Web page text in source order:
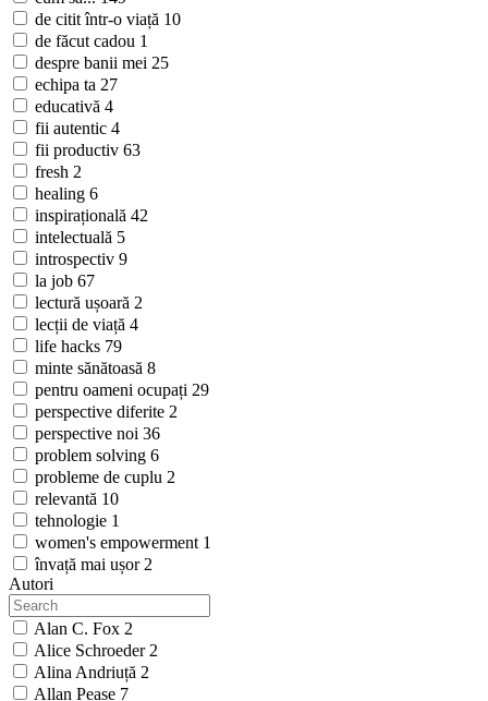
de citit într-o viață 10
de făcut cadou 1
despre banii mei 25
echipa ta 27
educativă 4
fii autentic 4
fii productiv 63
fresh 2
healing 6
inspirațională 42
intelectuală 5
introspectiv 9
la job 67
lectură ușoară 2
lecții de viață 4
life hacks 79
minte sănătoasă 8
pentru oameni ocupați 29
perspective diferite 2
perspective noi 36
problem solving 6
probleme de cuplu 2
relevantă 10
tehnologie 1
women's empowerment 1
învață mai ușor 2
Autori
Alan C. Fox 2
Alice Schroeder 2
Alina Andriuță 2
Allan Pease 7